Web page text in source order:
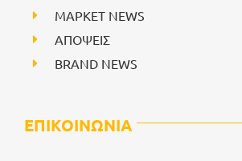
ΜΑΡΚΕΤ NEWS
ΑΠΟΨΕΙΣ
BRAND NEWS
ΕΠΙΚΟΙΝΩΝΙΑ